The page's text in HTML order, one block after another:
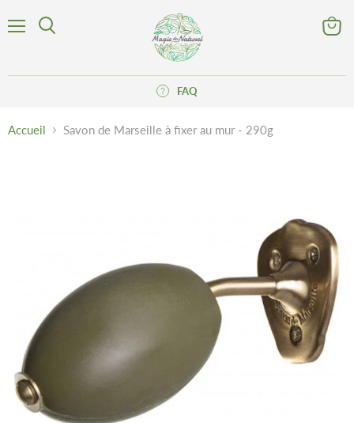
FAQ
Accueil Savon de Marseille à fixer au mur - 290g